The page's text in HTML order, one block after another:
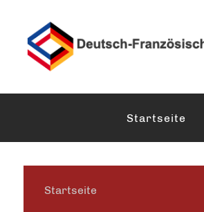
Startseite
Startseite